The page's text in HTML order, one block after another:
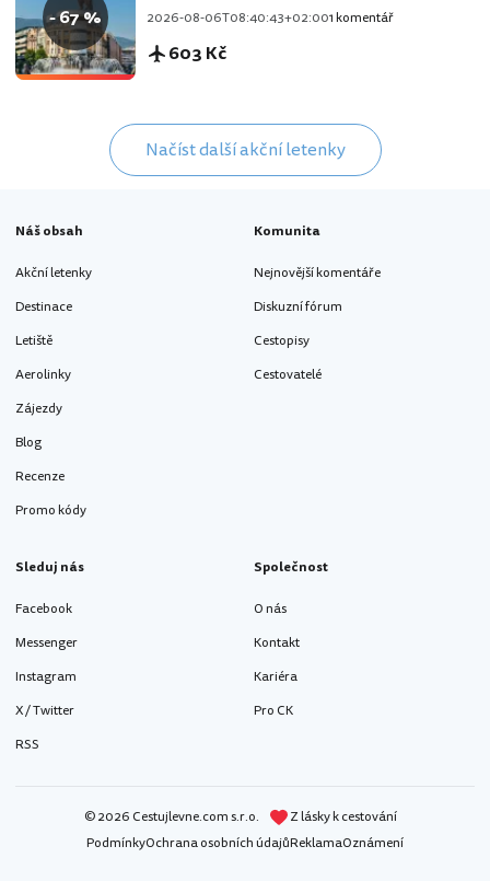
- 67 % 2026-08-06T08:40:43+02:001 komentář
603 Kč
Načíst další akční letenky
Náš obsah
Akční letenky
Destinace
Letiště
Aerolinky
Zájezdy
Blog
Recenze
Promo kódy
Komunita
Nejnovější komentáře
Diskuzní fórum
Cestopisy
Cestovatelé
Sleduj nás
Facebook
Messenger
Instagram
X / Twitter
RSS
Společnost
O nás
Kontakt
Kariéra
Pro CK
© 2026 Cestujlevne.com s.r.o.
Z lásky k cestování
PodmínkyOchrana osobních údajůReklamaOznámení